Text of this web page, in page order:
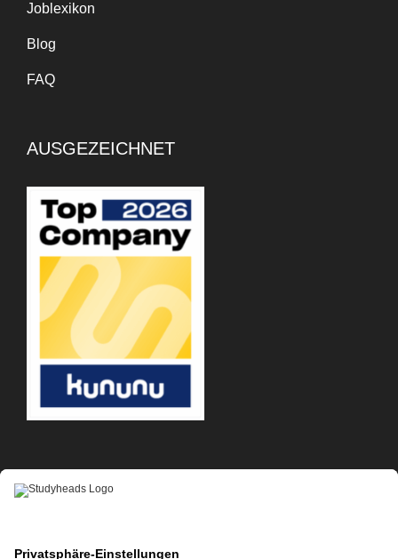
Joblexikon
Blog
FAQ
AUSGEZEICHNET